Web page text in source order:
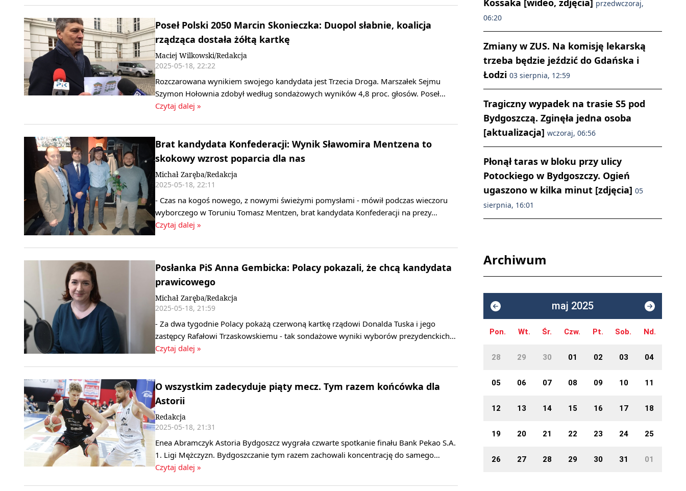
Poseł Polski 2050 Marcin Skonieczka: Duopol słabnie, koalicja
rządząca dostała żółtą kartkę
Maciej Wilkowski/Redakcja
2025-05-18, 22:22
Rozczarowana wynikiem swojego kandydata jest Trzecia Droga. Marszałek Sejmu
Szymon Hołownia zdobył według sondażowych wyników 4,8 proc. głosów. Poseł…
Czytaj dalej »
Brat kandydata Konfederacji: Wynik Sławomira Mentzena to
skokowy wzrost poparcia dla nas
Michał Zaręba/Redakcja
2025-05-18, 22:11
- Czas na kogoś nowego, z nowymi świeżymi pomysłami - mówił podczas wieczoru
wyborczego w Toruniu Tomasz Mentzen, brat kandydata Konfederacji na prezy…
Czytaj dalej »
Posłanka PiS Anna Gembicka: Polacy pokazali, że chcą kandydata
prawicowego
Michał Zaręba/Redakcja
2025-05-18, 21:59
- Za dwa tygodnie Polacy pokażą czerwoną kartkę rządowi Donalda Tuska i jego
zastępcy Rafałowi Trzaskowskiemu - tak sondażowe wyniki wyborów prezydenckich…
Czytaj dalej »
O wszystkim zadecyduje piąty mecz. Tym razem końcówka dla
Astorii
Redakcja
2025-05-18, 21:31
Enea Abramczyk Astoria Bydgoszcz wygrała czwarte spotkanie finału Bank Pekao S.A.
1. Ligi Mężczyzn. Bydgoszczanie tym razem zachowali koncentrację do samego…
Czytaj dalej »
Kossaka [wideo, zdjęcia] przedwczoraj,
06:20
Zmiany w ZUS. Na komisję lekarską
trzeba będzie jeździć do Gdańska i
Łodzi 03 sierpnia, 12:59
Tragiczny wypadek na trasie S5 pod
Bydgoszczą. Zginęła jedna osoba
[aktualizacja] wczoraj, 06:56
Płonął taras w bloku przy ulicy
Potockiego w Bydgoszczy. Ogień
ugaszono w kilka minut [zdjęcia] 05
sierpnia, 16:01
Archiwum
maj 2025
Pon. Wt. Śr. Czw. Pt. Sob. Nd.
28 29 30 01 02 03 04
05 06 07 08 09 10 11
12 13 14 15 16 17 18
19 20 21 22 23 24 25
26 27 28 29 30 31 01